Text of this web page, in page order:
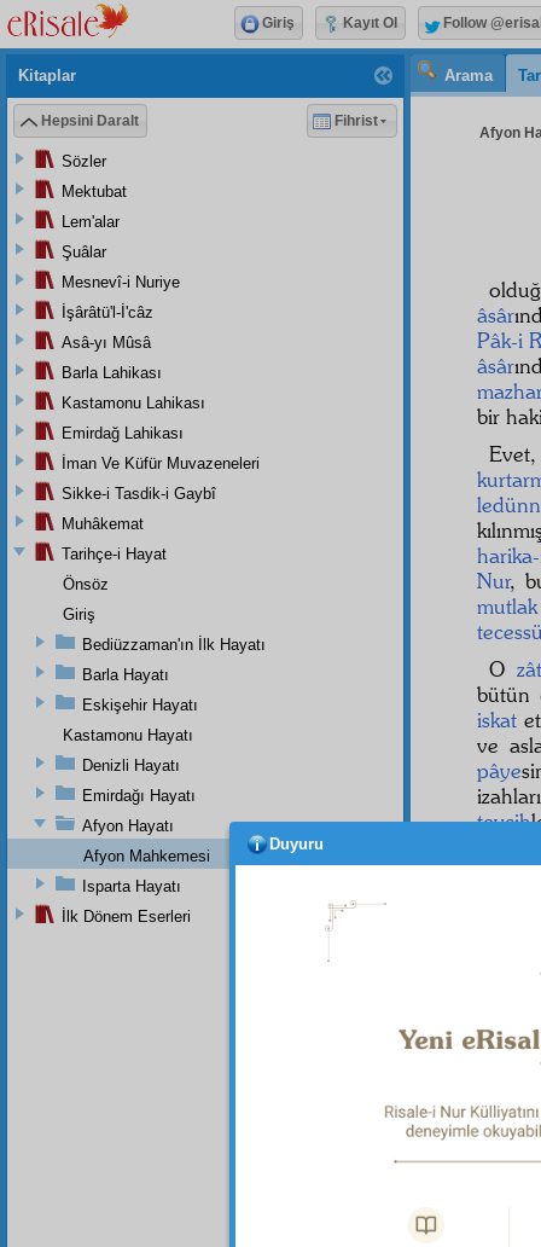
Arama
Afyon
âsâr
Pâk-i
âsâr
bir
Nur,
mutlak
O
bütün
iskat
ve
pâye
tevcih
fezâil-
Kitaplar
Hepsini Daralt Fihrist
Sözler
Mektubat
Lem'alar
Şuâlar
Mesnevî-i Nuriye
İşârâtü'l-İ'câz
Asâ-yı Mûsâ
Barla Lahikası
Kastamonu Lahikası
Emirdağ Lahikası
İman Ve Küfür Muvazeneleri
Sikke-i Tasdik-i Gaybî
Muhâkemat
Tarihçe-i Hayat
Önsöz
Giriş
Bediüzzaman'ın İlk Hayatı
Barla Hayatı
Eskişehir Hayatı
Kastamonu Hayatı
Denizli Hayatı
Emirdağı Hayatı
Afyon Hayatı
Afyon Mahkemesi
Isparta Hayatı
İlk Dönem Eserleri
Giriş Kayıt Ol Follow
Duyuru